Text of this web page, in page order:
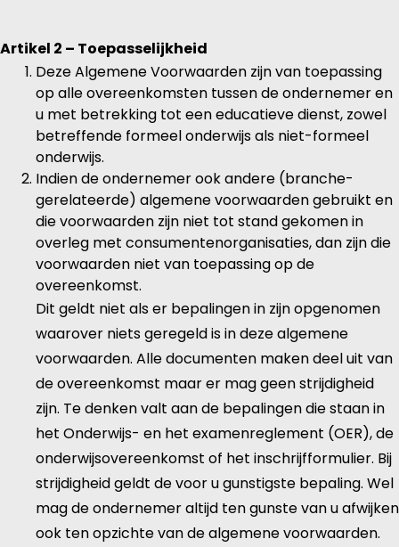
Artikel 2 – Toepasselijkheid
Deze Algemene Voorwaarden zijn van toepassing
op alle overeenkomsten tussen de ondernemer en
u met betrekking tot een educatieve dienst, zowel
betreffende formeel onderwijs als niet-formeel
onderwijs.
Indien de ondernemer ook andere (branche-
gerelateerde) algemene voorwaarden gebruikt en
die voorwaarden zijn niet tot stand gekomen in
overleg met consumentenorganisaties, dan zijn die
voorwaarden niet van toepassing op de
overeenkomst.
Dit geldt niet als er bepalingen in zijn opgenomen
waarover niets geregeld is in deze algemene
voorwaarden. Alle documenten maken deel uit van
de overeenkomst maar er mag geen strijdigheid
zijn. Te denken valt aan de bepalingen die staan in
het Onderwijs- en het examenreglement (OER), de
onderwijsovereenkomst of het inschrijfformulier. Bij
strijdigheid geldt de voor u gunstigste bepaling. Wel
mag de ondernemer altijd ten gunste van u afwijken
ook ten opzichte van de algemene voorwaarden.